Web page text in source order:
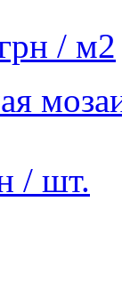
/ м2
/ шт.